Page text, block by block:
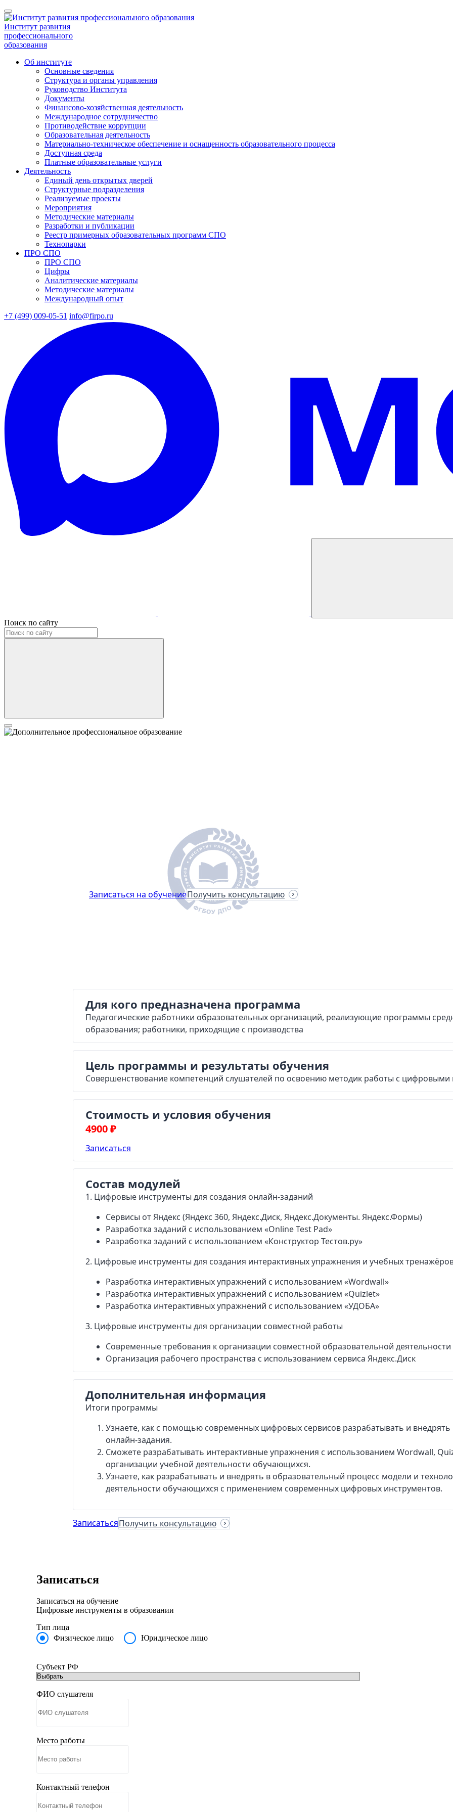
Институт развития
профессионального
образования
Об институте
Основные сведения
Структура и органы управления
Руководство Института
Документы
Финансово-хозяйственная деятельность
Международное сотрудничество
Противодействие коррупции
Образовательная деятельность
Материально-техническое обеспечение и оснащенность образовательного процесса
Доступная среда
Платные образовательные услуги
Деятельность
Единый день открытых дверей
Структурные подразделения
Реализуемые проекты
Мероприятия
Методические материалы
Разработки и публикации
Реестр примерных образовательных программ СПО
Технопарки
ПРО СПО
ПРО СПО
Цифры
Аналитические материалы
Методические материалы
Международный опыт
+7 (499) 009-05-51 info@firpo.ru
Поиск по сайту
Записаться на обучениеПолучить консультацию
Для кого предназначена программа
Педагогические работники образовательных организаций, реализующие программы
образования; работники, приходящие с производства
Цель программы и результаты обучения
Совершенствование компетенций слушателей по освоению методик работы с цифровыми
Стоимость и условия обучения
4900₽
Записаться
Состав модулей
1. Цифровые инструменты для создания онлайн-заданий
Сервисы от Яндекс (Яндекс 360, Яндекс.Диск, Яндекс.Документы. Яндекс.Формы)
Разработка заданий с использованием «Online Test Pad»
Разработка заданий с использованием «Конструктор Тестов.ру»
2. Цифровые инструменты для создания интерактивных упражнения и учебных
Разработка интерактивных упражнений с использованием «Wordwall»
Разработка интерактивных упражнений с использованием «Quizlet»
Разработка интерактивных упражнений с использованием «УДОБА»
3. Цифровые инструменты для организации совместной работы
Современные требования к организации совместной образовательной деятельности
Организация рабочего пространства с использованием сервиса Яндекс.Диск
Дополнительная информация
Итоги программы
Узнаете, как с помощью современных цифровых сервисов разрабатывать и
онлайн-задания.
Сможете разрабатывать интерактивные упражнения с использованием Wordwall,
организации учебной деятельности обучающихся.
Узнаете, как разрабатывать и внедрять в образовательный процесс модели и
деятельности обучающихся с применением современных цифровых инструментов.
ЗаписатьсяПолучить консультацию
Записаться
Записаться на обучение
Цифровые инструменты в образовании
Тип лица
Физическое лицо
Юридическое лицо
Субъект РФ
ФИО слушателя
Место работы
Контактный телефон